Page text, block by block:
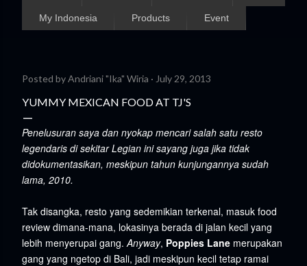
My Indonesia Products Event
Posted byAndriani "Ika" Wiria July 29, 2013
YUMMY MEXICAN FOOD AT TJ'S
Penelusuran saya dan nyokap mencari salah satu resto
legendaris di sekitar Legian ini sayang juga jika tidak
didokumentasikan, meskipun tahun kunjungannya sudah
lama, 2010.
Tak disangka, resto yang sedemikian terkenal, masuk food
review dimana-mana, lokasinya berada di jalan kecil yang
lebih menyerupai gang. Anyway, Poppies Lane merupakan
gang yang ngetop di Bali, jadi meskipun kecil tetap ramai